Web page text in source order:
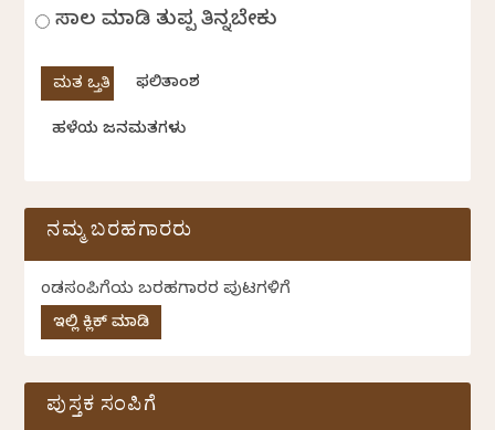
ಸಾಲ ಮಾಡಿ ತುಪ್ಪ ತಿನ್ನಬೇಕು
ಫಲಿತಾಂಶ
ಹಳೆಯ ಜನಮತಗಳು
ನಮ್ಮ ಬರಹಗಾರರು
ಕೆಂಡಸಂಪಿಗೆಯ ಬರಹಗಾರರ ಪುಟಗಳಿಗೆ
ಇಲ್ಲಿ ಕ್ಲಿಕ್ ಮಾಡಿ
ಪುಸ್ತಕ ಸಂಪಿಗೆ